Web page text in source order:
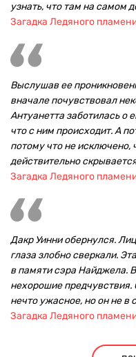
узнать, что там на самом
Загадка Ледяного
Выслушав ее
вначале почувствовал
Антуанетта заботилась о
что с ним происходит. А
потому что не исключено,
действительно
Загадка Ледяного
Дакр Уинни обернулся.
глаза злобно сверкали.
в памяти сэра Найджела.
нехорошие предчувствия.
нечто ужасное, но он не в
Загадка Ледяного